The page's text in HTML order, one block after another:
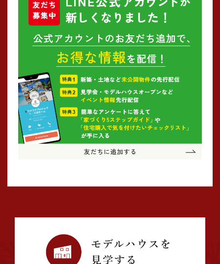
2024年10月 (1)
2024年09月 (1)
2024年08月 (4)
2024年07月 (1)
2024年06月 (2)
2024年02月 (2)
2024年01月 (1)